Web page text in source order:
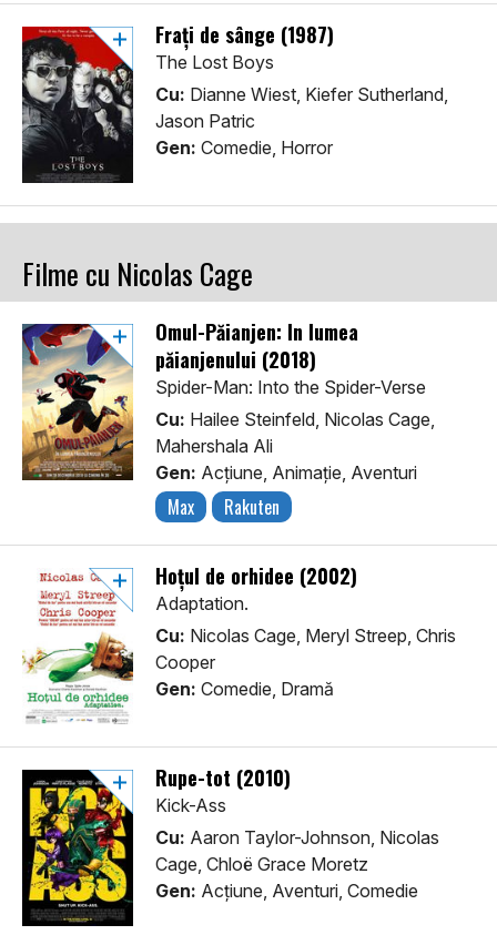
Frați de sânge (1987)
The Lost Boys
Cu: Dianne Wiest, Kiefer Sutherland,
Jason Patric
Gen: Comedie, Horror
Filme cu Nicolas Cage
Omul-Păianjen: În lumea
păianjenului (2018)
Spider-Man: Into the Spider-Verse
Cu: Hailee Steinfeld, Nicolas Cage,
Mahershala Ali
Gen: Acţiune, Animaţie, Aventuri
Max Rakuten
Hoțul de orhidee (2002)
Adaptation.
Cu: Nicolas Cage, Meryl Streep, Chris
Cooper
Gen: Comedie, Dramă
Rupe-tot (2010)
Kick-Ass
Cu: Aaron Taylor-Johnson, Nicolas
Cage, Chloë Grace Moretz
Gen: Acţiune, Aventuri, Comedie